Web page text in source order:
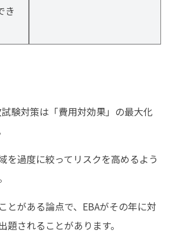
き
験対策は「費用対効果」の最大化
を過度に絞ってリスクを高めるよう
とがある論点で、EBAがその年に対
題されることがあります。